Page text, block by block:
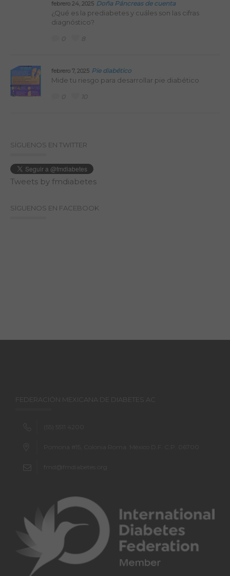
febrero 24, 2025 Doña Páncreas de cuenta
¿Qué es la prediabetes y cuáles son las cifras
diagnóstico?
febrero 7, 2025 Pie diabético
Mide tu riesgo para desarrollar pie diabético
SÍGUENOS EN TWITTER
Tweets by fmdiabetes
SÍGUENOS EN FACEBOOK
FEDERACIÓN MEXICANA DE DIABETES AC